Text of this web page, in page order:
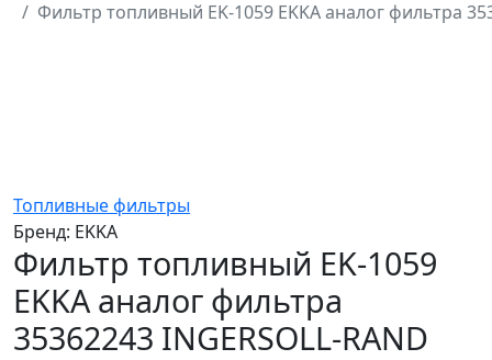
Фильтр топливный EK-1059 EKKA аналог фильтра
Топливные фильтры
Бренд: EKKA
Фильтр топливный EK-1059
EKKA аналог фильтра
35362243 INGERSOLL-RAND